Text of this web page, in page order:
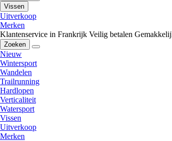
Vissen
Uitverkoop
Merken
Klantenservice in Frankrijk Veilig betalen
Zoeken
Nieuw
Wintersport
Wandelen
Trailrunning
Hardlopen
Verticaliteit
Watersport
Vissen
Uitverkoop
Merken